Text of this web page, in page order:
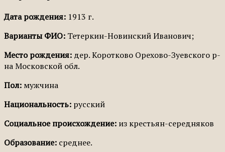
Дата рождения: 1913 г.
Варианты ФИО: Тетеркин-Новинский Иванович;
Место рождения: дер. Коротково Орехово-Зуевского р-
на Московской обл.
Пол: мужчина
Национальность: русский
Социальное происхождение: из крестьян-середняков
Образование: среднее.